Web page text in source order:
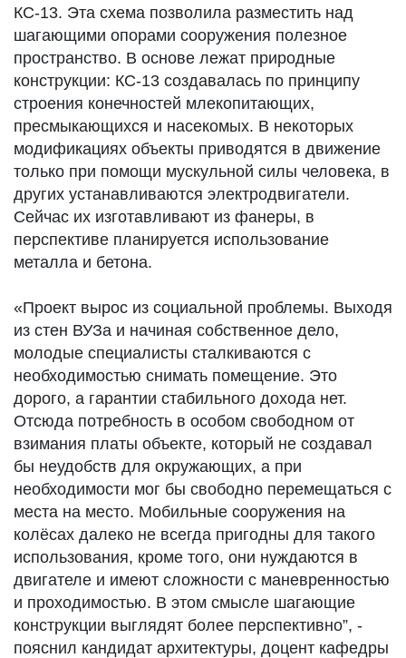
КС-13. Эта схема позволила разместить над
шагающими опорами сооружения полезное
пространство. В основе лежат природные
конструкции: КС-13 создавалась по принципу
строения конечностей млекопитающих,
пресмыкающихся и насекомых. В некоторых
модификациях объекты приводятся в движение
только при помощи мускульной силы человека, в
других устанавливаются электродвигатели.
Сейчас их изготавливают из фанеры, в
перспективе планируется использование
металла и бетона.
«Проект вырос из социальной проблемы. Выходя
из стен ВУЗа и начиная собственное дело,
молодые специалисты сталкиваются с
необходимостью снимать помещение. Это
дорого, а гарантии стабильного дохода нет.
Отсюда потребность в особом свободном от
взимания платы объекте, который не создавал
бы неудобств для окружающих, а при
необходимости мог бы свободно перемещаться с
места на место. Мобильные сооружения на
колёсах далеко не всегда пригодны для такого
использования, кроме того, они нуждаются в
двигателе и имеют сложности с маневренностью
и проходимостью. В этом смысле шагающие
конструкции выглядят более перспективно”, -
пояснил кандидат архитектуры, доцент кафедры